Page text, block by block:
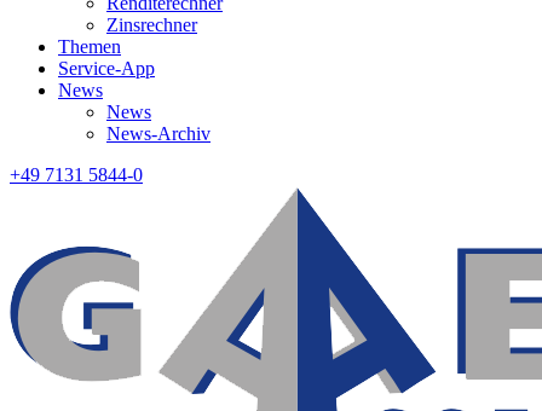
Zinsrechner
Themen
Service-App
News
News
News-Archiv
+49 7131 5844-0